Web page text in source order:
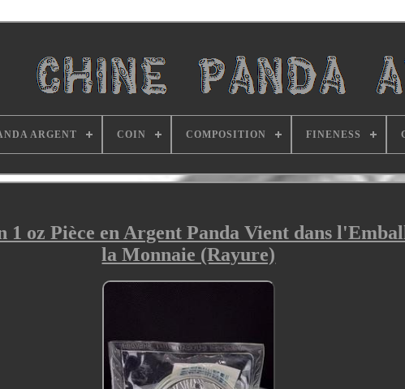
ARGENT COIN COMPOSITION FINENESS
1 oz Pièce en Argent Panda Vient dans
la Monnaie (Rayure)